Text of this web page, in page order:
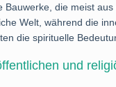
die meist
Welt, während die
die spirituelle
und